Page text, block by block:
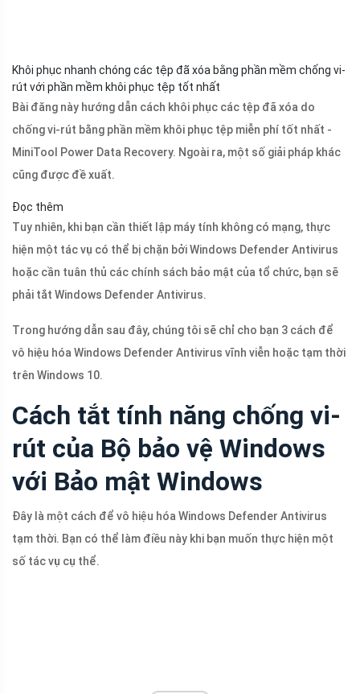
Khôi phục nhanh chóng các tệp đã xóa bằng phần mềm chống vi-
rút với phần mềm khôi phục tệp tốt nhất
Bài đăng này hướng dẫn cách khôi phục các tệp đã xóa do
chống vi-rút bằng phần mềm khôi phục tệp miễn phí tốt nhất -
MiniTool Power Data Recovery. Ngoài ra, một số giải pháp khác
cũng được đề xuất.
Đọc thêm
Tuy nhiên, khi bạn cần thiết lập máy tính không có mạng, thực
hiện một tác vụ có thể bị chặn bởi Windows Defender Antivirus
hoặc cần tuân thủ các chính sách bảo mật của tổ chức, bạn sẽ
phải tắt Windows Defender Antivirus.
Trong hướng dẫn sau đây, chúng tôi sẽ chỉ cho bạn 3 cách để
vô hiệu hóa Windows Defender Antivirus vĩnh viễn hoặc tạm thời
trên Windows 10.
Cách tắt tính năng chống vi-
rút của Bộ bảo vệ Windows
với Bảo mật Windows
Đây là một cách để vô hiệu hóa Windows Defender Antivirus
tạm thời. Bạn có thể làm điều này khi bạn muốn thực hiện một
số tác vụ cụ thể.